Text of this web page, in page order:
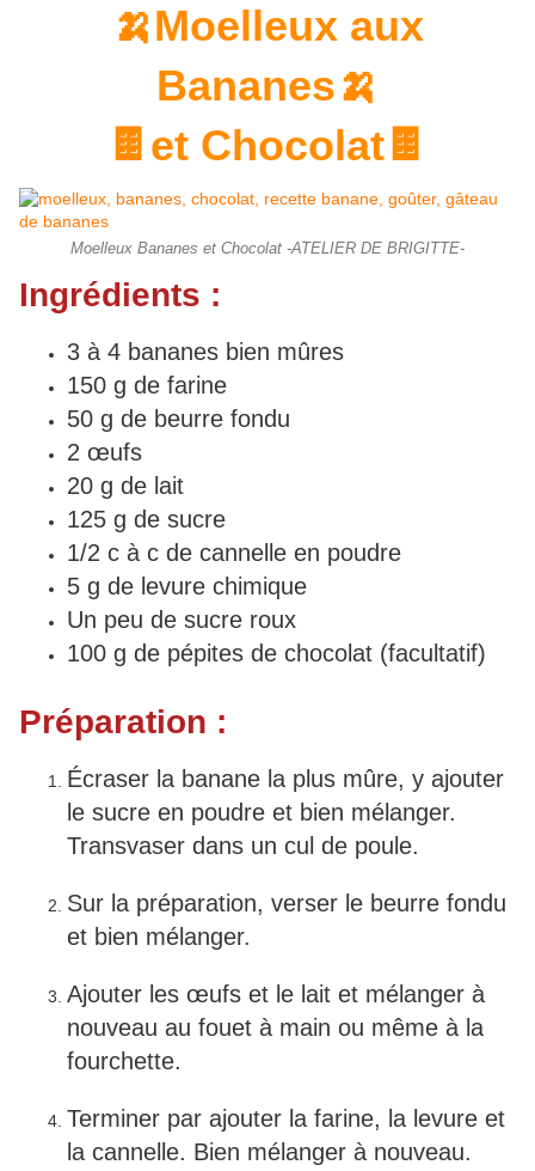
🍌Moelleux aux
Bananes🍌
🍫et Chocolat🍫
Moelleux Bananes et Chocolat -ATELIER DE BRIGITTE-
Ingrédients :
3 à 4 bananes bien mûres
150 g de farine
50 g de beurre fondu
2 œufs
20 g de lait
125 g de sucre
1/2 c à c de cannelle en poudre
5 g de levure chimique
Un peu de sucre roux
100 g de pépites de chocolat (facultatif)
Préparation :
Écraser la banane la plus mûre, y ajouter
le sucre en poudre et bien mélanger.
Transvaser dans un cul de poule.
Sur la préparation, verser le beurre fondu
et bien mélanger.
Ajouter les œufs et le lait et mélanger à
nouveau au fouet à main ou même à la
fourchette.
Terminer par ajouter la farine, la levure et
la cannelle. Bien mélanger à nouveau.